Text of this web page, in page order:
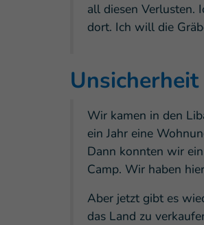
all diesen Verlusten.
dort. Ich will die
Wir kamen in den
ein Jahr eine
Dann konnten wir
Camp. Wir haben
Aber jetzt gibt es
das Land zu